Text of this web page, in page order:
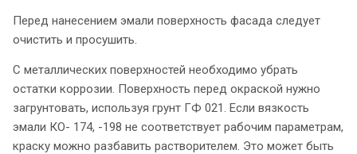
Перед нанесением эмали поверхность фасада следует
очистить и просушить.
С металлических поверхностей необходимо убрать
остатки коррозии. Поверхность перед окраской нужно
загрунтовать, используя грунт ГФ 021. Если вязкость
эмали КО- 174, -198 не соответствует рабочим параметрам,
краску можно разбавить растворителем. Это может быть